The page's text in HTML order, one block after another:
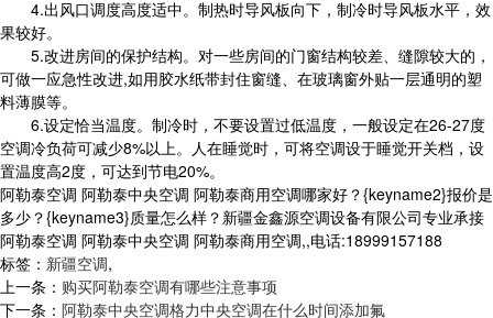
4.出风口调度高度适中。制热时导风板向下，制冷时导风板水平，效
果较好。
5.改进房间的保护结构。对一些房间的门窗结构较差、缝隙较大的，
可做一应急性改进,如用胶水纸带封住窗缝、在玻璃窗外贴一层通明的塑
料薄膜等。
6.设定恰当温度。制冷时，不要设置过低温度，一般设定在26-27度
空调冷负荷可减少8%以上。人在睡觉时，可将空调设于睡觉开关档，设
置温度高2度，可达到节电20%。
阿勒泰空调 阿勒泰中央空调 阿勒泰商用空调哪家好？{keyname2}报价是
多少？{keyname3}质量怎么样？新疆金鑫源空调设备有限公司专业承接
阿勒泰空调 阿勒泰中央空调 阿勒泰商用空调,,电话:18999157188
标签： 新疆空调,
上一条： 购买阿勒泰空调有哪些注意事项
下一条： 阿勒泰中央空调格力中央空调在什么时间添加氟